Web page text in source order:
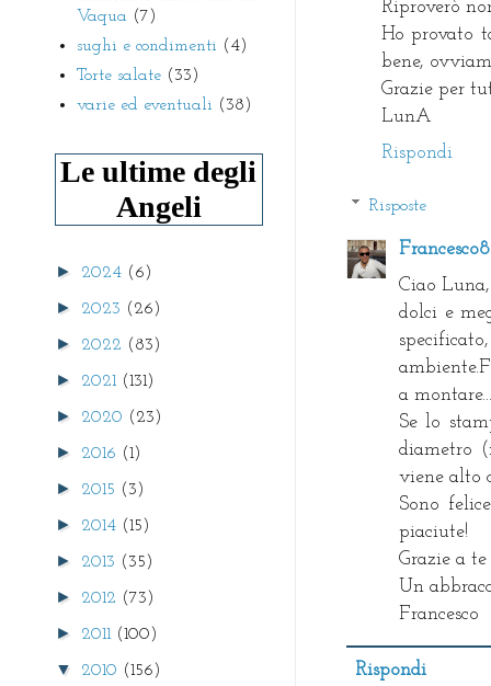
Riproverò
Ho provato
bene,
Grazie per
LunA
Rispondi
Risposte
Ciao
dolci e
a montare...
Se lo
diametro
viene alto
Sono
piaciute!
Grazie a
Un
Francesco
Rispondi
Vaqua (7)
sughi e condimenti (4)
Torte salate (33)
varie ed eventuali (38)
Le ultime degli
Angeli
► 2024 (6)
► 2023 (26)
► 2022 (83)
► 2021 (131)
► 2020 (23)
► 2016 (1)
► 2015 (3)
► 2014 (15)
► 2013 (35)
► 2012 (73)
► 2011 (100)
▼ 2010 (156)